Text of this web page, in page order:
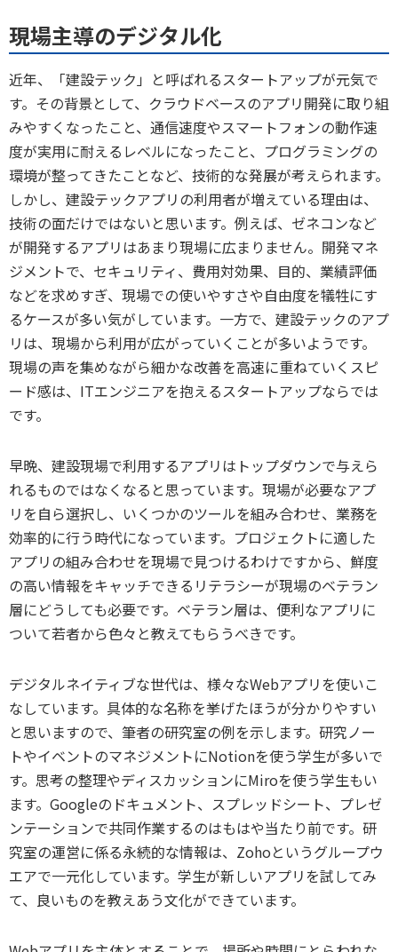
現場主導のデジタル化
近年、「建設テック」と呼ばれるスタートアップが元気で
す。その背景として、クラウドベースのアプリ開発に取り組
みやすくなったこと、通信速度やスマートフォンの動作速
度が実用に耐えるレベルになったこと、プログラミングの
環境が整ってきたことなど、技術的な発展が考えられます。
しかし、建設テックアプリの利用者が増えている理由は、
技術の面だけではないと思います。例えば、ゼネコンなど
が開発するアプリはあまり現場に広まりません。開発マネ
ジメントで、セキュリティ、費用対効果、目的、業績評価
などを求めすぎ、現場での使いやすさや自由度を犠牲にす
るケースが多い気がしています。一方で、建設テックのアプ
リは、現場から利用が広がっていくことが多いようです。
現場の声を集めながら細かな改善を高速に重ねていくスピ
ード感は、ITエンジニアを抱えるスタートアップならでは
です。
早晩、建設現場で利用するアプリはトップダウンで与えら
れるものではなくなると思っています。現場が必要なアプ
リを自ら選択し、いくつかのツールを組み合わせ、業務を
効率的に行う時代になっています。プロジェクトに適した
アプリの組み合わせを現場で見つけるわけですから、鮮度
の高い情報をキャッチできるリテラシーが現場のベテラン
層にどうしても必要です。ベテラン層は、便利なアプリに
ついて若者から色々と教えてもらうべきです。
デジタルネイティブな世代は、様々なWebアプリを使いこ
なしています。具体的な名称を挙げたほうが分かりやすい
と思いますので、筆者の研究室の例を示します。研究ノー
トやイベントのマネジメントにNotionを使う学生が多いで
す。思考の整理やディスカッションにMiroを使う学生もい
ます。Googleのドキュメント、スプレッドシート、プレゼ
ンテーションで共同作業するのはもはや当たり前です。研
究室の運営に係る永続的な情報は、Zohoというグループウ
エアで一元化しています。学生が新しいアプリを試してみ
て、良いものを教えあう文化ができています。